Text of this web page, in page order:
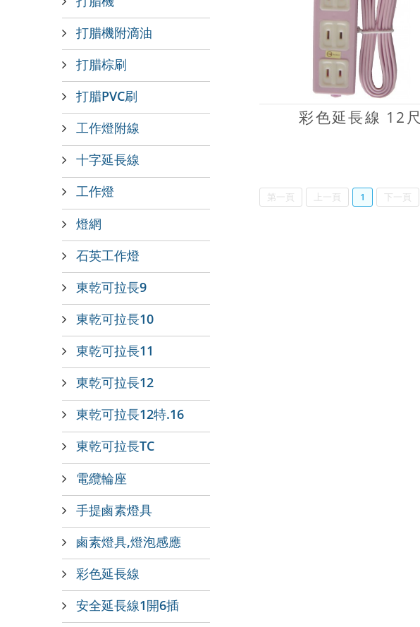
彩色延長線 12尺
第一頁 上一頁 1 下一頁
打腊機附滴油
打腊棕刷
打腊PVC刷
工作燈附線
十字延長線
工作燈
燈網
石英工作燈
東乾可拉長9
東乾可拉長10
東乾可拉長11
東乾可拉長12
東乾可拉長12特.16
東乾可拉長TC
電纜輪座
手提鹵素燈具
鹵素燈具,燈泡感應
彩色延長線
安全延長線1開6插